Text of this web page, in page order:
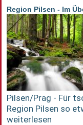
Region Pilsen - Im
Pilsen/Prag - Für
Region Pilsen so
weiterlesen